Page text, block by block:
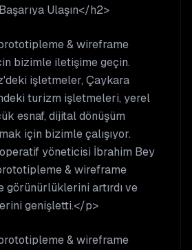
Ulaşın</h2>
& wireframe
bizimle iletişime geçin.
işletmeler, Çaykara
turizm işletmeleri, yerel
esnaf, dijital dönüşüm
için bizimle çalışıyor.
yöneticisi İbrahim Bey
& wireframe
görünürlüklerini artırdı ve
genişletti.</p>
& wireframe